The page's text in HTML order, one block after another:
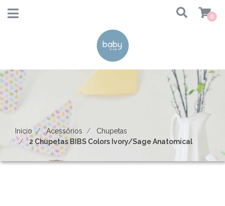
0
Início Acessórios
Chupetas
2 Chupetas BIBS Colors Ivory/Sage Anatomical